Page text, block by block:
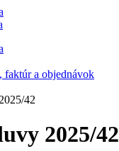
faktúr a objednávok
42
2025/42